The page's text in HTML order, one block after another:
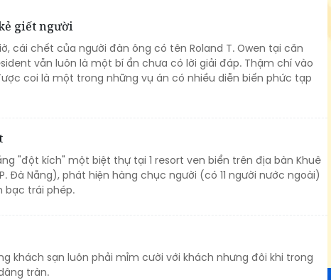
giết người
cái chết của người đàn ông có tên Roland T. Owen tại căn
vẫn luôn là một bí ẩn chưa có lời giải đáp. Thậm chí vào
coi là một trong những vụ án có nhiều diễn biến phức tạp
"đột kích" một biệt thự tại 1 resort ven biển trên địa bàn Khuê
Đà Nẵng), phát hiện hàng chục người (có 11 người nước ngoài)
bạc trái phép.
khách sạn luôn phải mỉm cười với khách nhưng đôi khi trong
tràn.